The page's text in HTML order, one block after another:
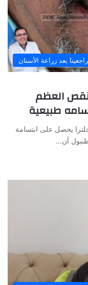
بعد زراعة الأسنان
نقص العظم
طبيعية
يحصل على ابتسامة
أن…